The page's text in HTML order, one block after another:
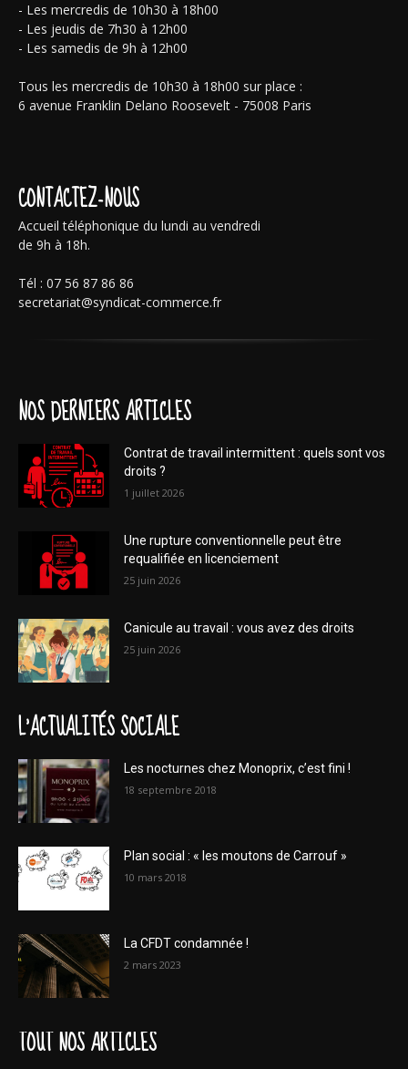
- Les mercredis de 10h30 à 18h00
- Les jeudis de 7h30 à 12h00
- Les samedis de 9h à 12h00
Tous les mercredis de 10h30 à 18h00 sur place :
6 avenue Franklin Delano Roosevelt - 75008 Paris
CONTACTEZ-NOUS
Accueil téléphonique du lundi au vendredi
de 9h à 18h.
Tél : 07 56 87 86 86
secretariat@syndicat-commerce.fr
NOS DERNIERS ARTICLES
Contrat de travail intermittent : quels sont vos
droits ?
1 juillet 2026
Une rupture conventionnelle peut être
requalifiée en licenciement
25 juin 2026
Canicule au travail : vous avez des droits
25 juin 2026
L'ACTUALITÉS SOCIALE
Les nocturnes chez Monoprix, c’est fini !
18 septembre 2018
Plan social : « les moutons de Carrouf »
10 mars 2018
La CFDT condamnée !
2 mars 2023
TOUT NOS ARTICLES